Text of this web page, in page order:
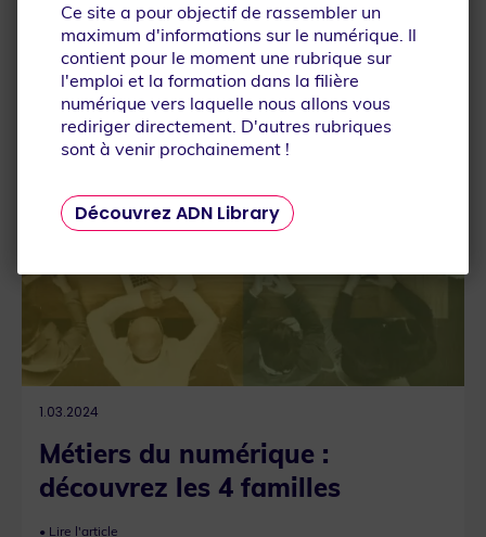
À LA UNE
1.03.2024
Métiers du numérique :
découvrez les 4 familles
Ce site a pour objectif de rassembler un
maximum d'informations sur le numérique. Il
contient pour le moment une rubrique sur
l'emploi et la formation dans la filière
numérique vers laquelle nous allons vous
rediriger directement. D'autres rubriques
sont à venir prochainement !
Découvrez ADN Library
Que recherchez-vous ?